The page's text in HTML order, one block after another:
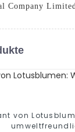
Company
von